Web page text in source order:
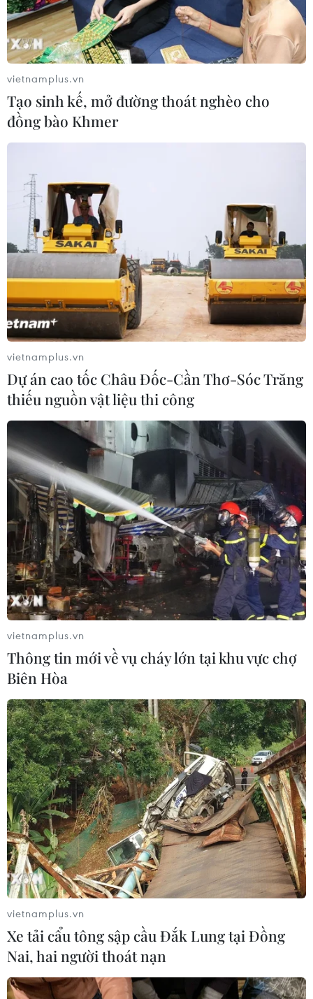
vietnamplus.vn
Tạo sinh kế, mở đường thoát nghèo cho
đồng bào Khmer
vietnamplus.vn
Dự án cao tốc Châu Đốc-Cần Thơ-Sóc Trăng
thiếu nguồn vật liệu thi công
vietnamplus.vn
Thông tin mới về vụ cháy lớn tại khu vực chợ
Biên Hòa
vietnamplus.vn
Xe tải cẩu tông sập cầu Đắk Lung tại Đồng
Nai, hai người thoát nạn